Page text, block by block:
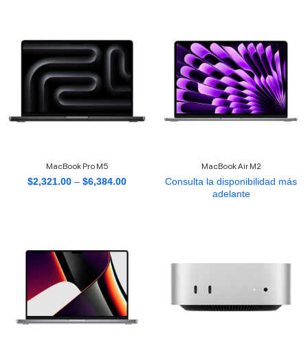
MacBook Pro M5
$2,321.00 – $6,384.00
MacBook Air M2
Consulta la disponibilidad más
adelante